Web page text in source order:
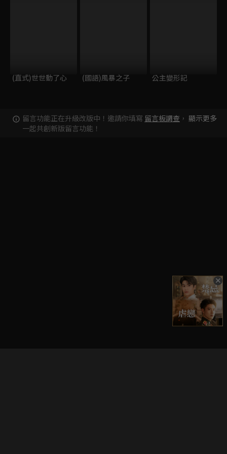
(直式)世世動了心 (國語)風暴之子 公主變形記
留言功能正在升級改版中！邀請你填寫 留言板調查 ，
一起共創新版留言功能！
顯示更多